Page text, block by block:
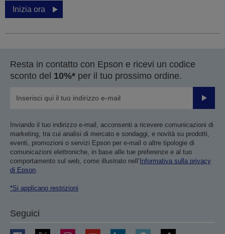
Inizia ora
Resta in contatto con Epson e ricevi un codice
sconto del 10%* per il tuo prossimo ordine.
Invia
Inviando il tuo indirizzo e-mail, acconsenti a ricevere comunicazioni di
marketing, tra cui analisi di mercato e sondaggi, e novità su prodotti,
eventi, promozioni o servizi Epson per e-mail o altre tipologie di
comunicazioni elettroniche, in base alle tue preferenze e al tuo
comportamento sul web, come illustrato nell’ Informativa sulla privacy
di Epson.
*Si applicano restrizioni
Seguici